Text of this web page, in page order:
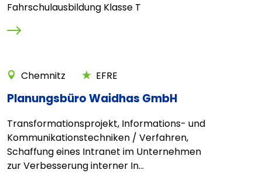
Fahrschulausbildung Klasse T
Chemnitz EFRE
Planungsbüro Waidhas GmbH
Transformationsprojekt, Informations- und
Kommunikationstechniken / Verfahren,
Schaffung eines Intranet im Unternehmen
zur Verbesserung interner In...